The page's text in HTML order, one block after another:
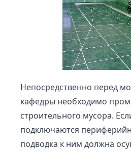
Непосредственно перед
кафедры необходимо
строительного мусора.
подключаются
подводка к ним должна